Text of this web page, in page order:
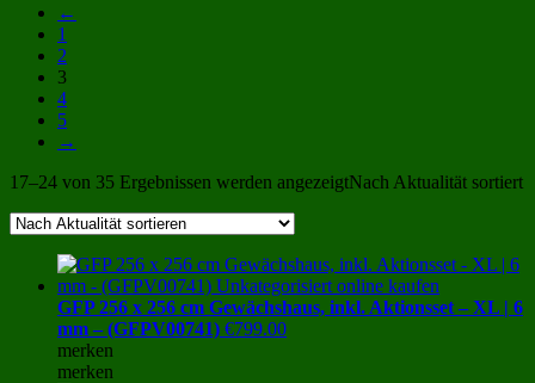
←
1
2
3
4
5
→
17–24 von 35 Ergebnissen werden angezeigtNach Aktualität sortiert
GFP 256 x 256 cm Gewächshaus, inkl. Aktionsset – XL | 6
mm – (GFPV00741) €799.00
merken
merken